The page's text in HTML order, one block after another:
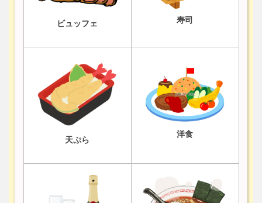
ビュッフェ 寿司
天ぷら
洋食